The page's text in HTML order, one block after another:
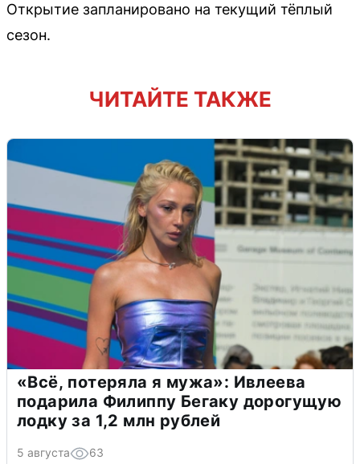
Открытие запланировано на текущий тёплый
сезон.
ЧИТАЙТЕ ТАКЖЕ
«Всё, потеряла я мужа»: Ивлеева
подарила Филиппу Бегаку дорогущую
лодку за 1,2 млн рублей
5 августа 63